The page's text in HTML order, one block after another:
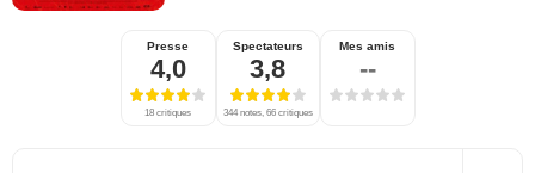
Presse
4,0
18 critiques
Spectateurs
3,8
344 notes, 66 critiques
Mes amis
--